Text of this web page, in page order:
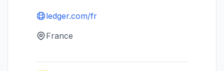
ledger.com/fr
France